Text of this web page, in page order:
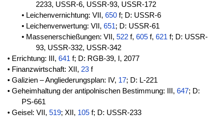
2233, USSR-6, USSR-93, USSR-172
• Leichenvernichtung: VII, 650f; D: USSR-6
• Leichenverwertung: VII, 651; D: USSR-61
• Massenerschießungen: VII, 522f, 605f, 621f; D: USSR-
93, USSR-332, USSR-342
• Errichtung: III, 641f; D: RGB-39, I, 2077
• Finanzwirtschaft: XII, 23f
• Galizien – Angliederungsplan: IV, 17; D: L-221
• Geheimhaltung der antipolnischen Bestimmung: III, 647; D:
PS-661
• Geisel: VII, 519; XII, 105f; D: USSR-233